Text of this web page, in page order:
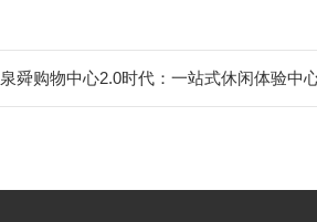
泉舜购物中心2.0时代：一站式休闲体验中